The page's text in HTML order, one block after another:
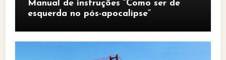
Manual de instruções “Como ser de
esquerda no pós-apocalipse”